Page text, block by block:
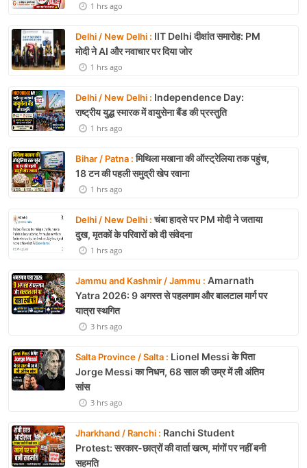
1 hrs ago
Delhi / New Delhi : IIT Delhi दीक्षांत समारोह: PM
मोदी ने AI और नवाचार पर दिया जोर
1 hrs ago
Delhi / New Delhi : Independence Day:
राष्ट्रीय युद्ध स्मारक में वायुसेना बैंड की प्रस्तुति
1 hrs ago
Bihar / Patna :मिथिला मखाना की ऑस्ट्रेलिया तक पहुंच,
18 टन की पहली समुद्री खेप रवाना
1 hrs ago
Delhi / New Delhi :चंबा हादसे पर PM मोदी ने जताया
दुख, मृतकों के परिवारों को दी संवेदना
1 hrs ago
Jammu and Kashmir / Jammu : Amarnath
Yatra 2026: 9 अगस्त से पहलगाम और बालटाल मार्ग पर
यात्रा स्थगित
3 hrs ago
Salta Province / Salta : Lionel Messi के पिता
Jorge Messi का निधन, 68 साल की उम्र में ली अंतिम
सांस
3 hrs ago
Jharkhand / Ranchi : Ranchi Student
Protest: सरकार-छात्रों की वार्ता खत्म, मांगों पर नहीं बनी
सहमति